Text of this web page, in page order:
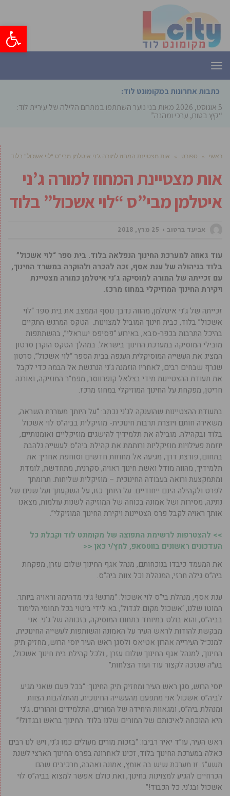
פתח
תפריט
כתבות אחרונות במקומונט לוד:
5 אוגוסט, 2026
מאות בני נוער השתתפו במתחם הלילה של עיריית לוד:
“קיץ בטוח, ערכי ומהנה”
ראשי » ספורט » אות מצטיינת המחוז למורה ג’ני איטלמן מבי”ס “לוי אשכול” בלוד
אות מצטיינת המחוז למורה ג’ני
איטלמן מבי”ס “לוי אשכול” בלוד
אביעד ברטוב 25 מרץ, 2018
עוד גאווה למערכת החינוך הנפלאה בלוד. בית ספר “לוי אשכול”
בלוד בניהולה של ענת אסף, זכה להכרה ולהוקרה במשרד החינוך,
עם זכייתה של המורה למוסיקה ג’ני איטלמן כמורה מצטיינת
ויקירת החינוך המוזיקלי במחוז מרכז.
זכייתה של ג’ני איטלמן, מהווה נדבך נוסף הממצב את בית ספר “לוי
אשכול” בלוד, כבית חינוך המוביל למצוינות. הטקס המרגש התקיים
בהיכל התרבות בכפר-סבא, באירוע “פסיפס ישראלי”, בהשתתפות
מובילי המוסיקה במערכת החינוך בישראל. במהלך הטקס הוקרן סרטון
המציג את העשייה המוסיקלית הענפה בבית הספר “לוי אשכול”, סרטון
שגרף שבחים רבים, לאחריו הוזמנה ג’ני הנרגשת אל הבמה כדי לקבל
את תעודת ההצטיינות מידי בצלאל קופרווסר, מפמ”ר המוזיקה, ואורנה
חריטן, מפקחת על החינוך המוזיקלי במחוז מרכז.
בתעודת ההצטיינות שהוענקה לג’ני נכתב: “על היותך מעוררת השראה,
משאירה חותם ויוצרת תרבות חינוכית- מוזיקלית בביה”ס לוי אשכול
בלוד ובקהילה. מובילה את תלמידיך להישגים מוזיקליים ואומנותיים,
יוזמת פעילויות מוזיקליות ורותמת את קהילת ביה”ס לעשייה נלהבת
בתחום, פורצת דרך, מגיעה אל מחוזות חדשים וסוחפת אחריך את
תלמידיך, מהווה מודל ואשת חינוך ראויה, סקרנית, מתחדשת, לומדת
ומתמקצעת ורואה בעבודה החינוכית – מוזיקלית שליחות. תרומתך
לפרט ולקהילה הינם ייחודיים. על היותך כזו, על השקעתך ועל שנים של
נתינה, מסירות ושל אמונה בכוחה של המוזיקה לשנות עולמות, מצאנו
אותך ראויה לקבל פרס הצטיינות ויקירת החינוך המוזיקלי”.
>> להצטרפות לרשימת התפוצה של מקומונט לוד וקבלת כל
העדכונים ראשונים בווטסאפ, לחץ/י כאן <<
את המעמד כיבדו בנוכחותם, מנהל אגף החינוך שלום עזרן, מפקחת
ביה”ס גילה חרזי, המנהלת וכל צוות ביה”ס.
ענת אסף, מנהלת בי”ס לוי אשכול: “מרגש! ג׳ני מדהימה וראויה ביותר.
המוטו שלנו, ‘אשכול מקום לגדול’, בא לידי ביטוי בכל תחומי הלימוד
בביה”ס, והוא בולט במיוחד בתחום המוסיקה, בזכותה של ג’ני. אני
מבקשת להודות לראש העיר על האמונה והשותפות לעשייה החינוכית,
למנכ״ל העירייה אהרון אטיאס ולסגן ראש העיר יוסי הרוש, מחזיק תיק
החינוך, למנהל אגף החינוך שלום עזרן , ולכל קהילת בית חינוך אשכול,
בע״ה שנזכה לקצור עוד ועוד הצלחות”
יוסי הרוש, סגן ראש העיר ומחזיק תיק החינוך: “בכל פעם שאני מגיע
לביה”ס אשכול אני מתפעם מהעשייה החינוכית, מהתלהבות הצוות
ומנהלת ביה”ס, ומגאוות היחידה של המורים, התלמידים וההורים. ג’ני
היא ההוכחה לאיכותם של המורים שלנו בלוד. החינוך בראש ובגדול!”
ראש העיר, עו”ד יאיר רביבו: “בזכות מורים מעולים כמו ג’ני, ויש לנו רבים
כאלה במערכת החינוך בלוד, זכינו לאחרונה בפרס החינוך הארצי לשנת
תשע”ז. זו מערכת שיש בה אומץ, אמונה ואהבה, מרכיבים שהם
הכרחיים להגיע למצוינות בחינוך, ואת כולם אפשר למצוא בביה”ס לוי
אשכול ובג’ני. כל הכבוד!”